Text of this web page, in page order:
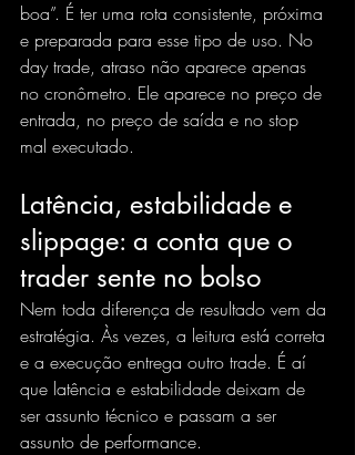
boa”. É ter uma rota consistente, próxima
e preparada para esse tipo de uso. No
day trade, atraso não aparece apenas
no cronômetro. Ele aparece no preço de
entrada, no preço de saída e no stop
mal executado.
Latência, estabilidade e
slippage: a conta que o
trader sente no bolso
Nem toda diferença de resultado vem da
estratégia. Às vezes, a leitura está correta
e a execução entrega outro trade. É aí
que latência e estabilidade deixam de
ser assunto técnico e passam a ser
assunto de performance.